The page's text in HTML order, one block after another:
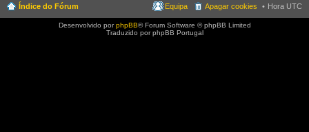
Índice do Fórum Hora UTC
Apagar cookies
Equipa
Desenvolvido porphpBB® Forum Software © phpBB Limited
Traduzido por phpBB Portugal